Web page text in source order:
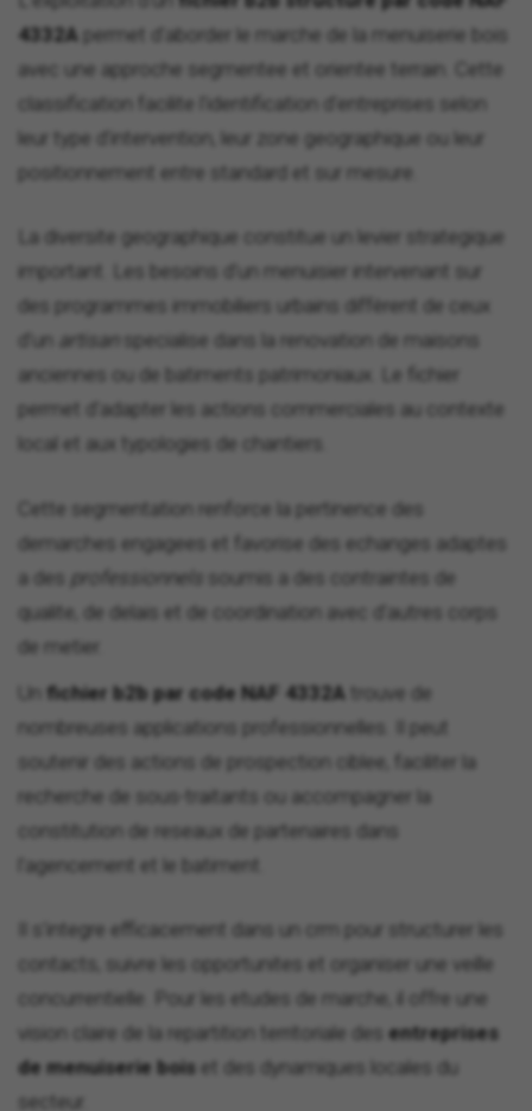
4332A permet d'aborder le marche de la menuiserie bois
avec une approche segmentee et orientee terrain. Cette
classification facilite l'identification d'entreprises selon
leur type d'intervention, leur zone geographique ou leur
positionnement entre standard et sur mesure.
La diversite geographique constitue un levier strategique
important. Les besoins d'un menuisier intervenant sur
des programmes immobiliers urbains diffèrent de ceux
d'un
artisan
specialise dans la renovation de maisons
anciennes ou de batiments patrimoniaux. Le fichier
permet d'adapter les actions commerciales au contexte
local et aux typologies de chantiers.
Cette segmentation renforce la pertinence des
demarches engagees et favorise des echanges adaptes
a des professionnels soumis a des contraintes de
qualite, de delais et de coordination avec d'autres corps
de metier.
Un fichier b2b par code NAF 4332A trouve de
nombreuses applications professionnelles. Il peut
soutenir des actions de prospection ciblee, faciliter la
recherche de sous-traitants ou accompagner la
constitution de reseaux de partenaires dans
l'agencement et le batiment.
Il s'integre efficacement dans un crm pour structurer les
contacts, suivre les opportunites et organiser une veille
concurrentielle. Pour les etudes de marche, il offre une
vision claire de la repartition territoriale des entreprises
de menuiserie bois et des dynamiques locales du
secteur.